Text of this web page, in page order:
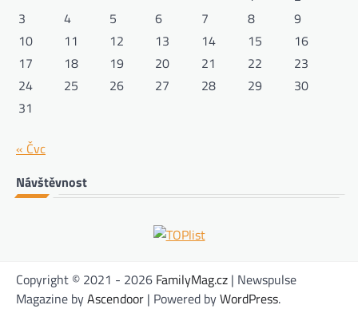
3
4 5 6 7 8
9
10
11 12 13 14 15
16
17
18 19 20 21 22
23
24
25 26 27 28 29
30
31
« Čvc
Návštěvnost
Copyright © 2021 - 2026 FamilyMag.cz | Newspulse
Magazine byAscendoor | Powered byWordPress.